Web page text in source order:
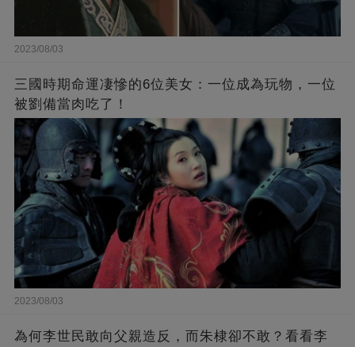
2023/08/03
三國時期命運凄慘的6位美女：一位成為玩物，一位
被劉備當肉吃了！
2023/08/03
為何李世民敢向父親造反，而朱棣卻不敢？看看李